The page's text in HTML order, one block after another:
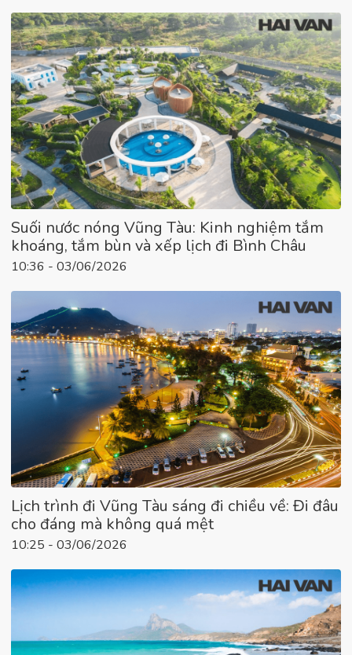
Suối nước nóng Vũng Tàu: Kinh nghiệm tắm
khoáng, tắm bùn và xếp lịch đi Bình Châu
10:36 - 03/06/2026
Lịch trình đi Vũng Tàu sáng đi chiều về: Đi đâu
cho đáng mà không quá mệt
10:25 - 03/06/2026